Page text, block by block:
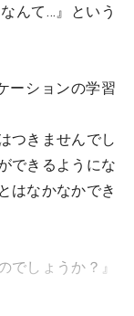
んて…』という
ーションの学習
つきませんでし
できるようにな
はなかなかでき
でしょうか？』